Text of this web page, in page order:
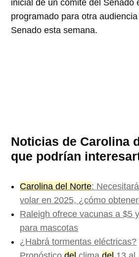
inicial de un comité del Senado
programado para otra
Senado esta semana.
Noticias de Carolina
que podrían
Carolina del Norte:
volar en 2025, ¿cómo
Raleigh ofrece vacunas a $5
para mascotas
¿Habrá tormentas eléctricas?